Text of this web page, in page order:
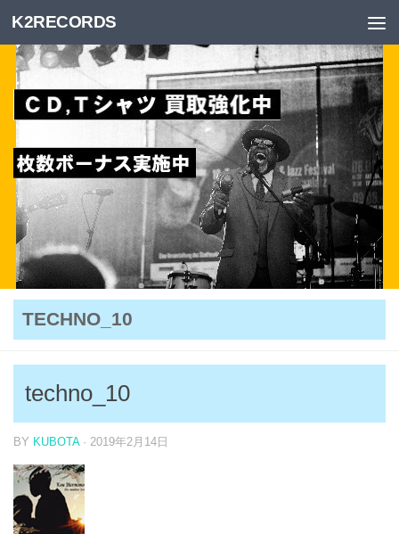
Skip to content
K2RECORDS
TECHNO_10
techno_10
BY KUBOTA · 2019年2月14日